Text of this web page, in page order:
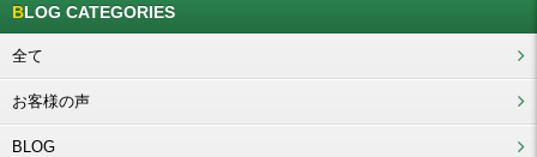
BLOG CATEGORIES
全て
お客様の声
BLOG